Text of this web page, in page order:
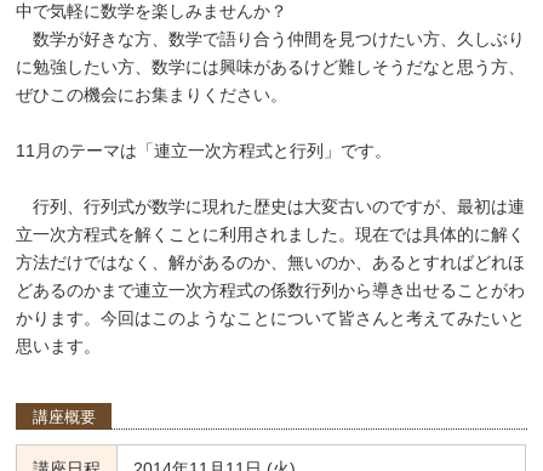
中で気軽に数学を楽しみませんか？
数学が好きな方、数学で語り合う仲間を見つけたい方、久しぶり
に勉強したい方、数学には興味があるけど難しそうだなと思う方、
ぜひこの機会にお集まりください。
11月のテーマは「連立一次方程式と行列」です。
行列、行列式が数学に現れた歴史は大変古いのですが、最初は連
立一次方程式を解くことに利用されました。現在では具体的に解く
方法だけではなく、解があるのか、無いのか、あるとすればどれほ
どあるのかまで連立一次方程式の係数行列から導き出せることがわ
かります。今回はこのようなことについて皆さんと考えてみたいと
思います。
講座概要